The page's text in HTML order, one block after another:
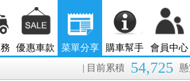
優惠車款 菜單分享 購車幫手 會員中心
| 目前累積 54,725